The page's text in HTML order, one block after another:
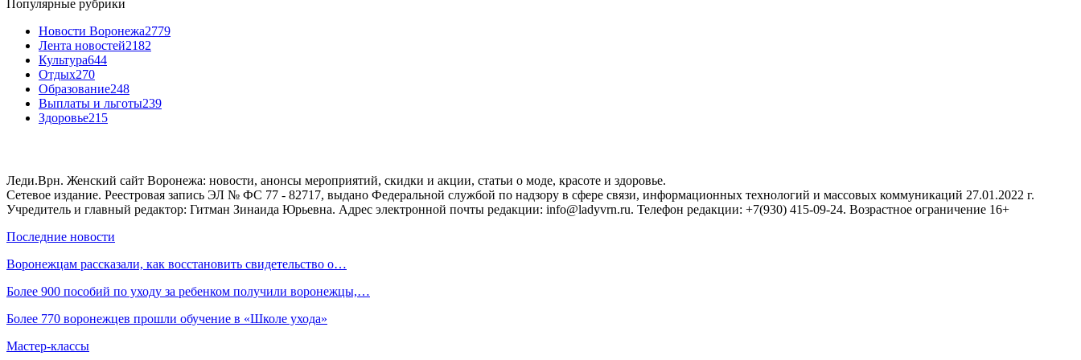
Популярные рубрики
Новости Воронежа2779
Лента новостей2182
Культура644
Отдых270
Образование248
Выплаты и льготы239
Здоровье215
Леди.Врн. Женский сайт Воронежа: новости, анонсы мероприятий, скидки и акции, статьи о моде, красоте и здоровье.
Сетевое издание. Реестровая запись ЭЛ № ФС 77 - 82717, выдано Федеральной службой по надзору в сфере связи, информационных технологий и массовых коммуникаций 27.01.2022 г.
Учредитель и главный редактор: Гитман Зинаида Юрьевна. Адрес электронной почты редакции: info@ladyvrn.ru. Телефон редакции: +7(930) 415-09-24. Возрастное ограничение 16+
Последние новости
Воронежцам рассказали, как восстановить свидетельство о…
Более 900 пособий по уходу за ребенком получили воронежцы,…
Более 770 воронежцев прошли обучение в «Школе ухода»
Мастер-классы